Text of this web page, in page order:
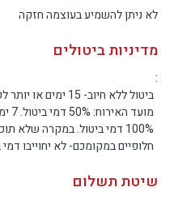
חצר מסודרת עם דשא
נפתחת
בשתי הסוויטות: מטבחון
לוקיישן שקט ומבוקש: כפר
לא ניתן להשמיע בעוצמה חזקה
מדיניות ביטולים
:
100% דמי ביטול. במקרה שלא
חלופיים במקומכם- לא יחוייבו דמי
שיטת תשלום